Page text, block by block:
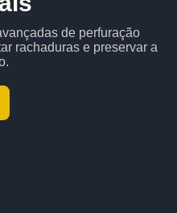
de perfuração
rachaduras e preservar a